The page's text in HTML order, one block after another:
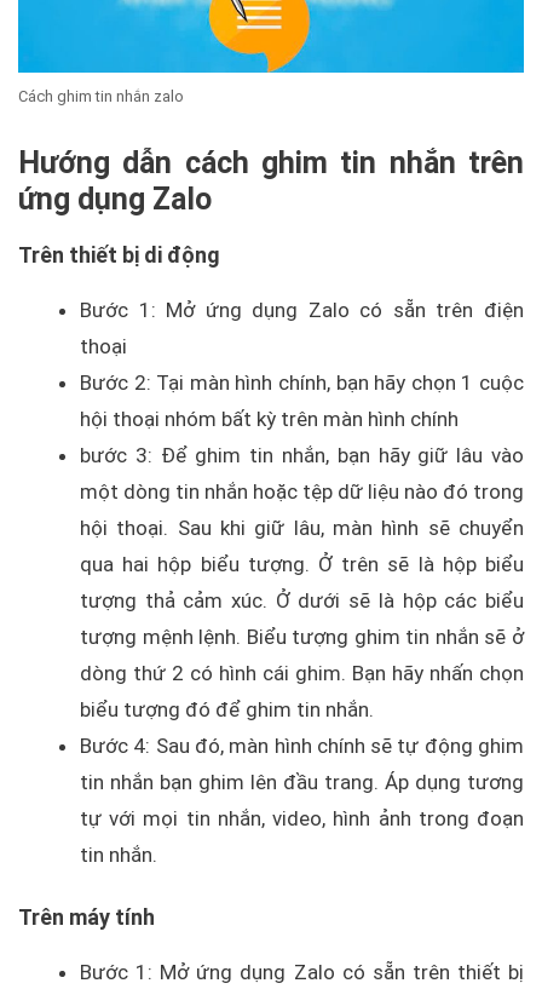
Cách ghim tin nhắn zalo
Hướng dẫn cách ghim tin nhắn trên
ứng dụng Zalo
Trên thiết bị di động
Bước 1: Mở ứng dụng Zalo có sẵn trên điện
thoại
Bước 2: Tại màn hình chính, bạn hãy chọn 1 cuộc
hội thoại nhóm bất kỳ trên màn hình chính
bước 3: Để ghim tin nhắn, bạn hãy giữ lâu vào
một dòng tin nhắn hoặc tệp dữ liệu nào đó trong
hội thoại. Sau khi giữ lâu, màn hình sẽ chuyển
qua hai hộp biểu tượng. Ở trên sẽ là hộp biểu
tượng thả cảm xúc. Ở dưới sẽ là hộp các biểu
tượng mệnh lệnh. Biểu tượng ghim tin nhắn sẽ ở
dòng thứ 2 có hình cái ghim. Bạn hãy nhấn chọn
biểu tượng đó để ghim tin nhắn.
Bước 4: Sau đó, màn hình chính sẽ tự động ghim
tin nhắn bạn ghim lên đầu trang. Áp dụng tương
tự với mọi tin nhắn, video, hình ảnh trong đoạn
tin nhắn.
Trên máy tính
Bước 1: Mở ứng dụng Zalo có sẵn trên thiết bị